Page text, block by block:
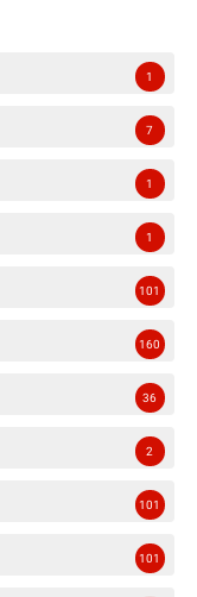
1
7
1
1
101
160
36
2
101
101